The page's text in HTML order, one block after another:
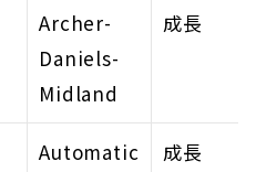
Archer-
Daniels-
Midland
成長
Automatic
成長